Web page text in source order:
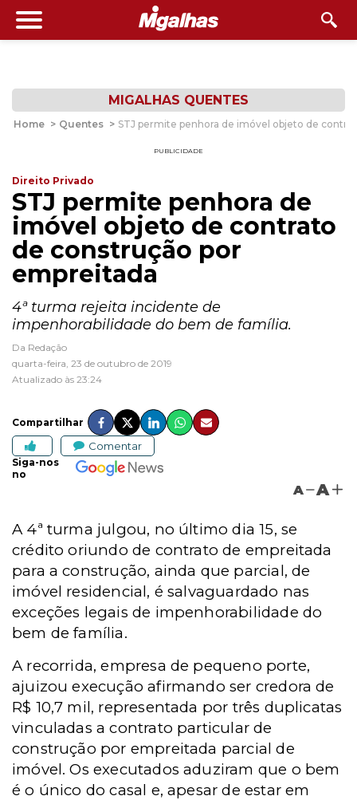
MIGALHAS QUENTES
Home > Quentes > STJ permite penhora de imóvel objeto de
PUBLICIDADE
Direito Privado
STJ permite penhora de
imóvel objeto de contrato
de construção por
empreitada
4ª turma rejeita incidente de
impenhorabilidade do bem de família.
Da Redação
quarta-feira, 23 de outubro de 2019
Atualizado às 23:24
Compartilhar
Comentar
Siga-nos
no
A A
A 4ª turma julgou, no último dia 15, se
crédito oriundo de contrato de empreitada
para a construção, ainda que parcial, de
imóvel residencial, é salvaguardado nas
exceções legais de impenhorabilidade do
bem de família.
A recorrida, empresa de pequeno porte,
ajuizou execução afirmando ser credora de
R$ 10,7 mil, representada por três duplicatas
vinculadas a contrato particular de
construção por empreitada parcial de
imóvel. Os executados aduziram que o bem
é o único do casal e, apesar de estar em